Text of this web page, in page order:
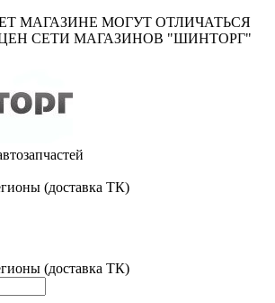
МАГАЗИНЕ МОГУТ ОТЛИЧАТЬСЯ
СЕТИ МАГАЗИНОВ "ШИНТОРГ"
(доставка ТК)
(доставка ТК)